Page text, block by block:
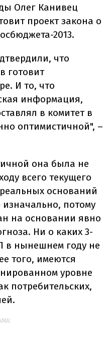
Олег Канивец
проект закона о
2013.
что
готовит
И то, что
информация,
в комитет в
оптимистичной", –
она была не
всего текущего
оснований
потому
на основании явно
Ни о каких 3-
в нынешнем году не
того, имеются
уровне
потребительских,